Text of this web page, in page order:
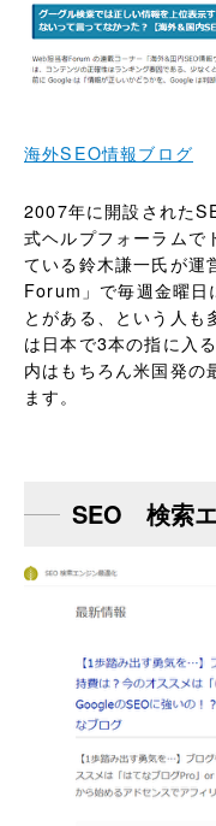
海外SEO情報ブログ
2007年に開設された
式ヘルプフォーラムで
ている鈴木謙一氏が運
Forum」で毎週金曜日
とがある、という人
は日本で3本の指に入
内はもちろん米国発の
ます。
SEO 検索